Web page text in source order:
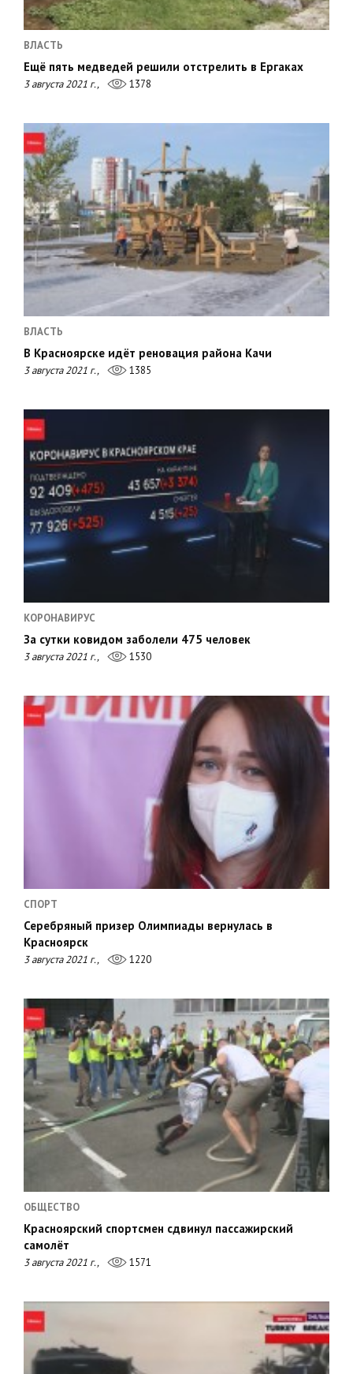
ВЛАСТЬ
Ещё пять медведей решили отстрелить в Ергаках
3 августа 2021 г., 1378
ВЛАСТЬ
В Красноярске идёт реновация района Качи
3 августа 2021 г., 1385
КОРОНАВИРУС
За сутки ковидом заболели 475 человек
3 августа 2021 г., 1530
СПОРТ
Серебряный призер Олимпиады вернулась в
Красноярск
3 августа 2021 г., 1220
ОБЩЕСТВО
Красноярский спортсмен сдвинул пассажирский
самолёт
3 августа 2021 г., 1571